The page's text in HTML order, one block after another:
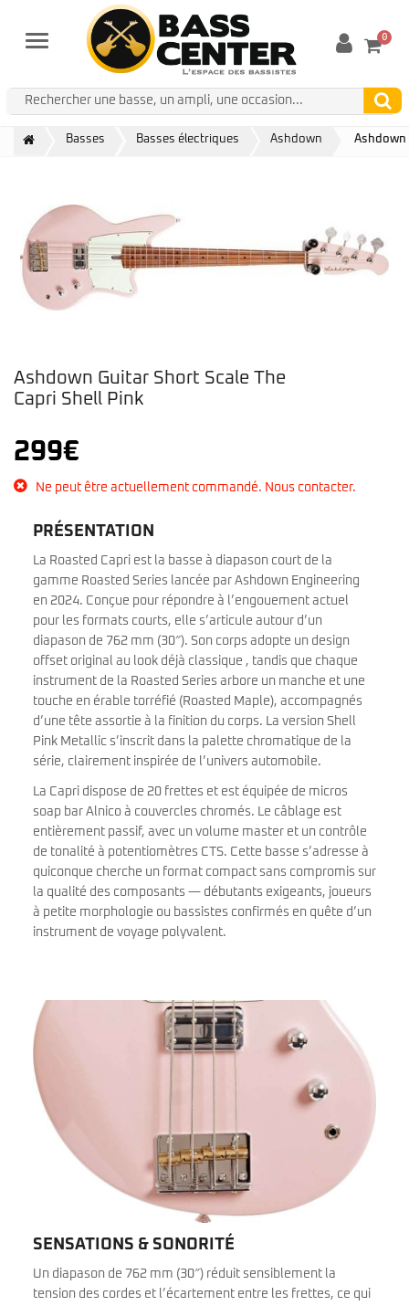
Menu 0
Basses Basses électriques Ashdown Ashdown
Ashdown Guitar Short Scale The
Capri Shell Pink
299€
Ne peut être actuellement commandé. Nous contacter.
PRÉSENTATION
La Roasted Capri est la basse à diapason court de la
gamme Roasted Series lancée par Ashdown Engineering
en 2024. Conçue pour répondre à l’engouement actuel
pour les formats courts, elle s’articule autour d’un
diapason de 762 mm (30″). Son corps adopte un design
offset original au look déjà classique , tandis que chaque
instrument de la Roasted Series arbore un manche et une
touche en érable torréfié (Roasted Maple), accompagnés
d’une tête assortie à la finition du corps. La version Shell
Pink Metallic s’inscrit dans la palette chromatique de la
série, clairement inspirée de l’univers automobile.
La Capri dispose de 20 frettes et est équipée de micros
soap bar Alnico à couvercles chromés. Le câblage est
entièrement passif, avec un volume master et un contrôle
de tonalité à potentiomètres CTS. Cette basse s’adresse à
quiconque cherche un format compact sans compromis sur
la qualité des composants — débutants exigeants, joueurs
à petite morphologie ou bassistes confirmés en quête d’un
instrument de voyage polyvalent.
SENSATIONS & SONORITÉ
Un diapason de 762 mm (30″) réduit sensiblement la
tension des cordes et l’écartement entre les frettes, ce qui